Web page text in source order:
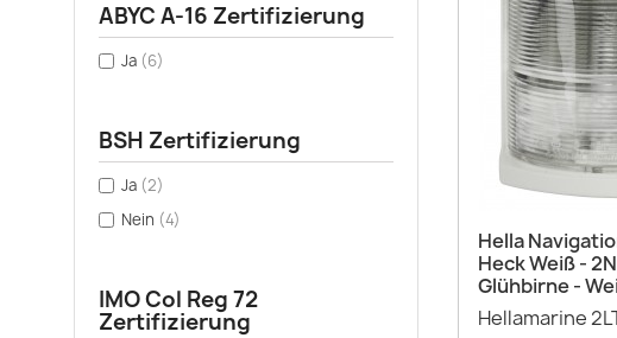
ABYC A-16 Zertifizierung
Ja (6)
BSH Zertifizierung
Ja (2)
Nein (4)
IMO Col Reg 72
Zertifizierung

Hella
Heck Weiß -
Glühbirne -
Hellamarine